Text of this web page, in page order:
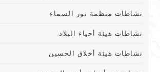
نشاطات منظمة نور السماء
نشاطات هيئة أحياء البلاد
نشاطات هيئة أخلاق الحسين